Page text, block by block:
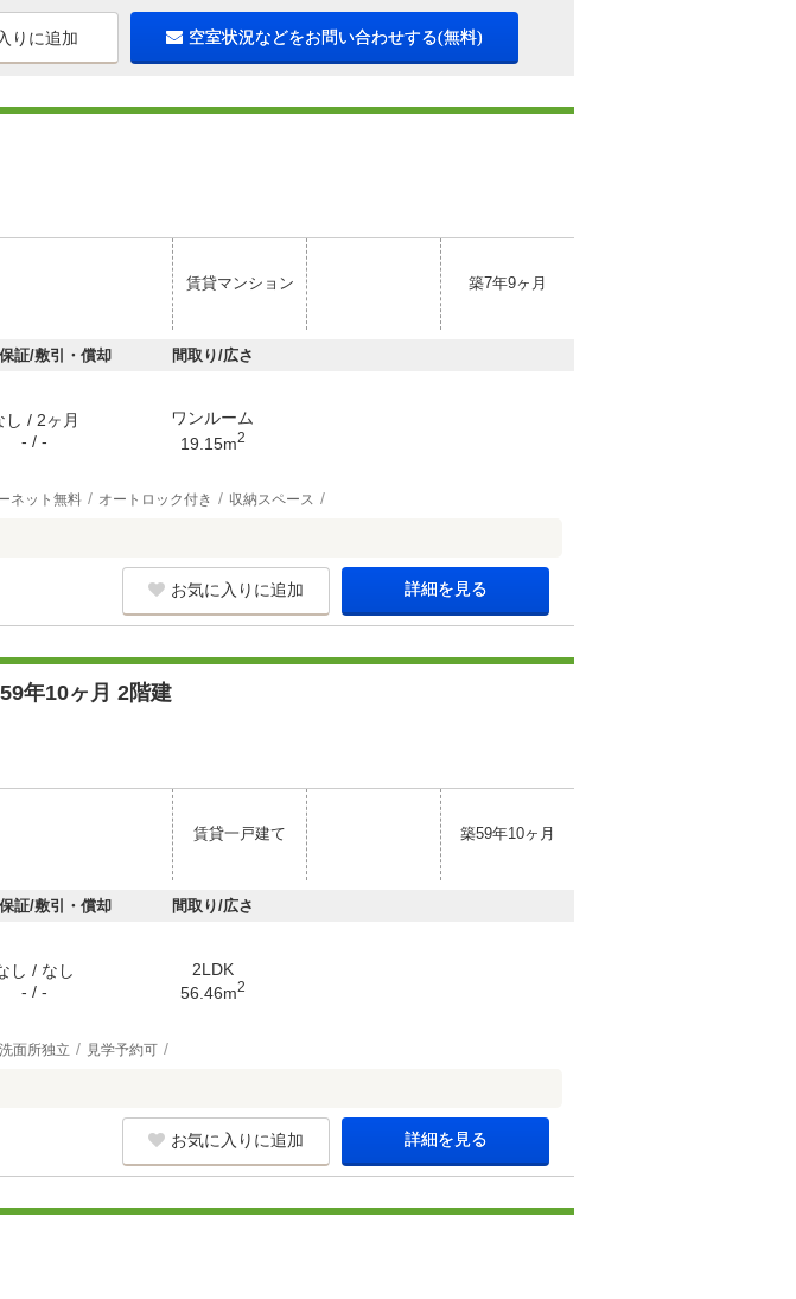
りに追加 空室状況などをお問い合わせする(無料)
賃貸マンション 築7年9ヶ月
証/敷引・償却 間取り/広さ
し / 2ヶ月
- / -
ワンルーム
19.15m2
ネット無料 オートロック付き 収納スペース
お気に入りに追加 詳細を見る
年10ヶ月 2階建
賃貸一戸建て 築59年10ヶ月
証/敷引・償却 間取り/広さ
し / なし
- / -
2LDK
56.46m2
洗面所独立 見学予約可
お気に入りに追加 詳細を見る